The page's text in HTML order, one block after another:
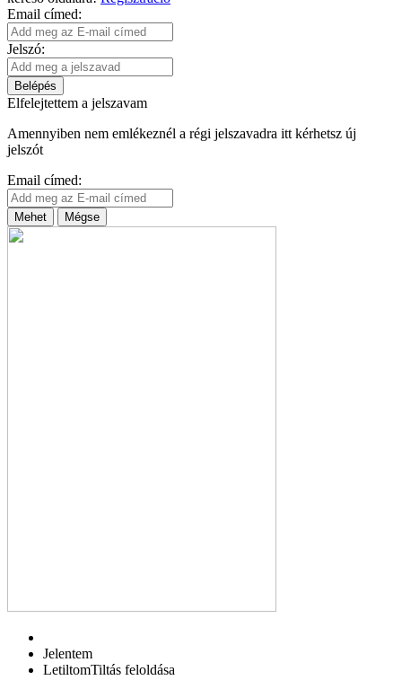
Email címed:
Jelszó:
Belépés
Elfelejtettem a jelszavam
Amennyiben nem emlékeznél a régi jelszavadra itt kérhetsz új
jelszót
Email címed:
Mehet Mégse
Jelentem
LetiltomTiltás feloldása